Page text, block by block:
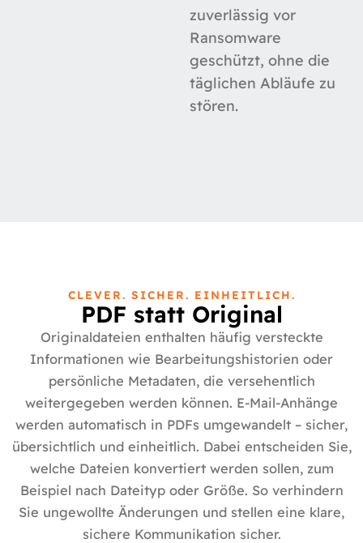
zuverlässig vor
Ransomware
geschützt, ohne die
täglichen Abläufe zu
stören.
CLEVER. SICHER. EINHEITLICH.
PDF statt Original
Originaldateien enthalten häufig versteckte
Informationen wie Bearbeitungshistorien oder
persönliche Metadaten, die versehentlich
weitergegeben werden können. E-Mail-Anhänge
werden automatisch in PDFs umgewandelt – sicher,
übersichtlich und einheitlich. Dabei entscheiden Sie,
welche Dateien konvertiert werden sollen, zum
Beispiel nach Dateityp oder Größe. So verhindern
Sie ungewollte Änderungen und stellen eine klare,
sichere Kommunikation sicher.